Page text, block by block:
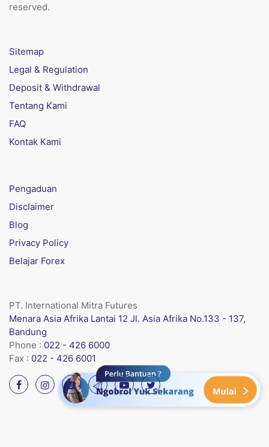
reserved.
Sitemap
Legal & Regulation
Deposit & Withdrawal
Tentang Kami
FAQ
Kontak Kami
Pengaduan
Disclaimer
Blog
Privacy Policy
Belajar Forex
PT. International Mitra Futures
Menara Asia Afrika Lantai 12 Jl. Asia Afrika No.133 - 137,
Bandung
Phone : 022 - 426 6000
Fax : 022 - 426 6001